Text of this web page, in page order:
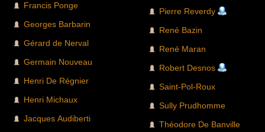
Francis Ponge
Georges Barbarin
Gérard de Nerval
Germain Nouveau
Henri De Régnier
Henri Michaux
Jacques Audiberti
Pierre Reverdy
René Bazin
René Maran
Robert Desnos
Saint-Pol-Roux
Sully Prudhomme
Théodore De Banville